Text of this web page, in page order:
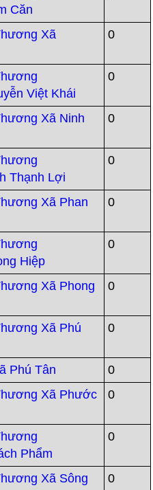
Căn
Xã
0
Việt Khái
0
Xã Ninh
0
Thạnh Lợi
0
Xã Phan
0
Hiệp
0
Xã Phong
0
Xã Phú
0
Phú Tân
0
Xã Phước
0
Phẩm
0
Xã Sông
0